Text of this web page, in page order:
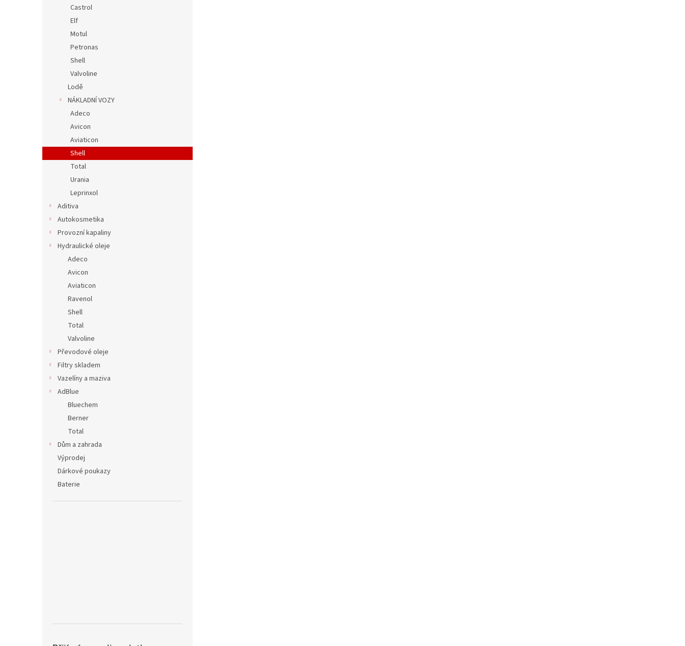
Castrol
Elf
Motul
Petronas
Shell
Valvoline
Lodě
NÁKLADNÍ VOZY
Adeco
Avicon
Aviaticon
Shell
Total
Urania
Leprinxol
Aditiva
Autokosmetika
Provozní kapaliny
Hydraulické oleje
Adeco
Avicon
Aviaticon
Ravenol
Shell
Total
Valvoline
Převodové oleje
Filtry skladem
Vazelíny a maziva
AdBlue
Bluechem
Berner
Total
Dům a zahrada
Výprodej
Dárkové poukazy
Baterie